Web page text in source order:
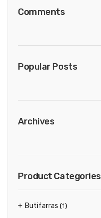
Comments
Popular Posts
Archives
Product Categories
Butifarras (1)